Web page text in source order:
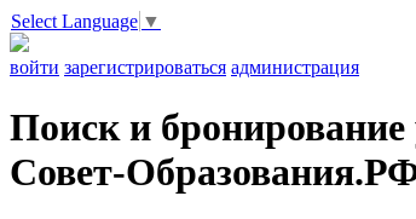
Select Language ▼
войти зарегистрироваться администрация
Поиск и
Совет-